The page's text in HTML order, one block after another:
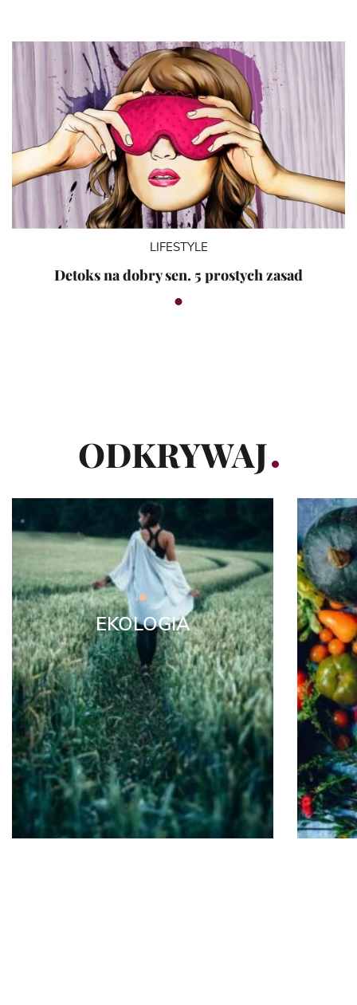
LIFESTYLE
Detoks na dobry sen. 5 prostych zasad
ODKRYWAJ
EKOLOGIA